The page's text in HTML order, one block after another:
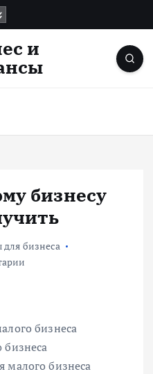
бизнесу
бизнеса
бизнеса
бизнеса